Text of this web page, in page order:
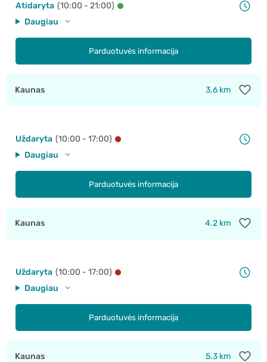
Atidaryta (10:00 - 21:00)
Daugiau
Parduotuvės informacija
Kaunas 3.6 km
Uždaryta (10:00 - 17:00)
Daugiau
Parduotuvės informacija
Kaunas 4.2 km
Uždaryta (10:00 - 17:00)
Daugiau
Parduotuvės informacija
Kaunas 5.3 km